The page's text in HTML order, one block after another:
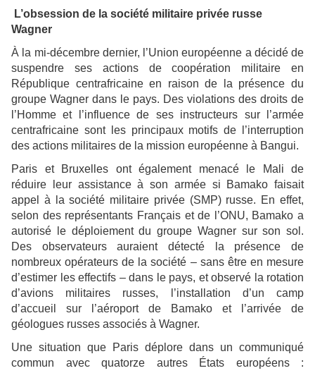
L’obsession de la société militaire privée russe
Wagner
À la mi-décembre dernier, l’Union européenne a décidé de
suspendre ses actions de coopération militaire en
République centrafricaine en raison de la présence du
groupe Wagner dans le pays. Des violations des droits de
l’Homme et l’influence de ses instructeurs sur l’armée
centrafricaine sont les principaux motifs de l’interruption
des actions militaires de la mission européenne à Bangui.
Paris et Bruxelles ont également menacé le Mali de
réduire leur assistance à son armée si Bamako faisait
appel à la société militaire privée (SMP) russe. En effet,
selon des représentants Français et de l’ONU, Bamako a
autorisé le déploiement du groupe Wagner sur son sol.
Des observateurs auraient détecté la présence de
nombreux opérateurs de la société – sans être en mesure
d’estimer les effectifs – dans le pays, et observé la rotation
d’avions militaires russes, l’installation d’un camp
d’accueil sur l’aéroport de Bamako et l’arrivée de
géologues russes associés à Wagner.
Une situation que Paris déplore dans un communiqué
commun avec quatorze autres États européens :